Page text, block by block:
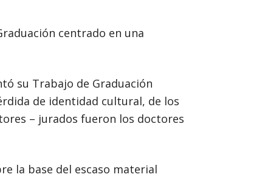
centrado en una
su Trabajo de Graduación
de identidad cultural, de los
– jurados fueron los doctores
la base del escaso material